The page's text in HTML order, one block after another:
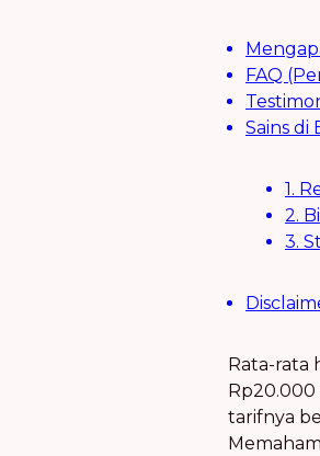
FAQ
Sains di
1.
2.
3.
Rata-rata
tarifnya